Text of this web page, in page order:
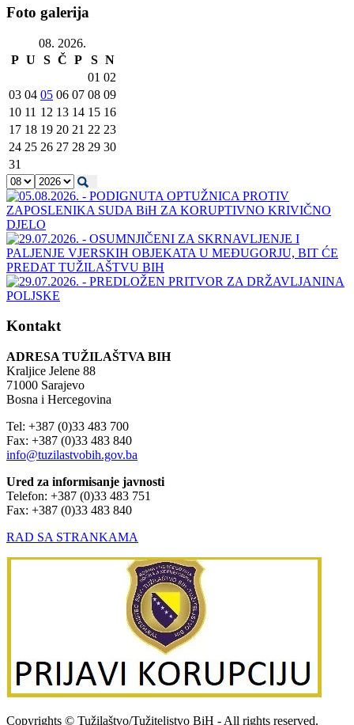
Foto galerija
08. 2026.
P U S Č P S N
01 02
03 04 05 06 07 08 09
10 11 12 13 14 15 16
17 18 19 20 21 22 23
24 25 26 27 28 29 30
31
Kontakt
ADRESA TUŽILAŠTVA BIH
Kraljice Jelene 88
71000 Sarajevo
Bosna i Hercegovina
Tel: +387 (0)33 483 700
Fax: +387 (0)33 483 840
info@tuzilastvobih.gov.ba
Ured za informisanje javnosti
Telefon: +387 (0)33 483 751
Fax: +387 (0)33 483 840
RAD SA STRANKAMA
Copyrights © Tužilaštvo/Tužiteljstvo BiH - All rights reserved.